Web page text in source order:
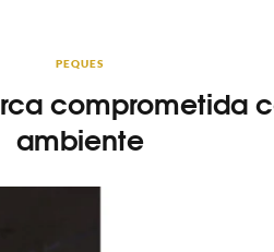
PEQUES
comprometida
ambiente